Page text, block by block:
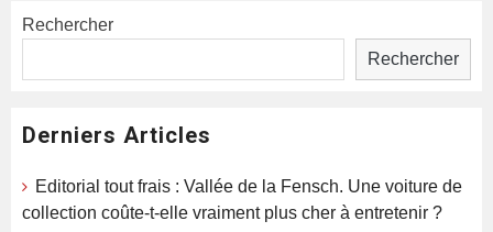
Rechercher
Rechercher
Derniers Articles
Editorial tout frais : Vallée de la Fensch. Une voiture de
collection coûte-t-elle vraiment plus cher à entretenir ?